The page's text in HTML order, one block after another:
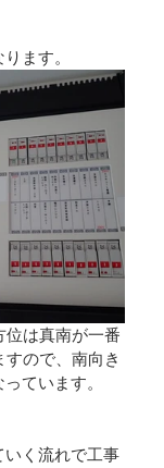
ます。
位は真南が一番
ので、南向き
ています。
いく流れで工事